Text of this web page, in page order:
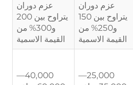
عزم دوران
يتراوح بين 150
و250% من
القيمة الاسمية
عزم دوران
يتراوح بين 200
و300% من
القيمة الاسمية
25,000—
40,000—